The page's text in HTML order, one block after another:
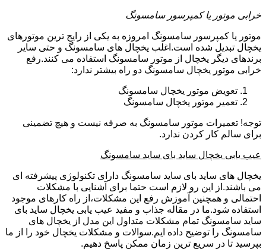
خرابی موتور یا کمپرسور سامسونگ
موتور یا کمپرسور سامسونگ امروزه به یکی از رایج ترین موتورهای
یخچال تبدیل شده است.اغلب یخچال های سامسونگ و حتی سایر
برندهای دیگر یخچال از موتور سامسونگ استفاده می کنند.رفع
خرابی موتور یخچال سامسونگ دو راه بیشتر ندارد:
تعویض موتور یخچال سامسونگ
تعمیر موتور یخچال سامسونگ
توجه! تعمیرات موتور سامسونگ به صرفه نیست و هیچ تضمینی
برای سالم کار کردن ندارد.
عیب یابی یخچال ساید بای ساید سامسونگ
یخچال های ساید بای ساید سامسونگ دارای تکنولوژی پیشرفته ای
می باشند.از این رو لازم است حتما برای آشنایی با مشکلات
احتمالی و همچنین آموزش رفع این مشکلات،از راه کارهای موجود
استفاده شود.ما در مقاله جذاب و مفید عیب یابی یخچال ساید بای
ساید سامسونگ تمام مشکلات متداول این مدل از یخچال های
سامسونگ را توضیح داده ایم.سوالات و مشکلات یخچال خود را از ما
بپرسید تا در سریع ترین زمان ممکن پاسخ دهیم.